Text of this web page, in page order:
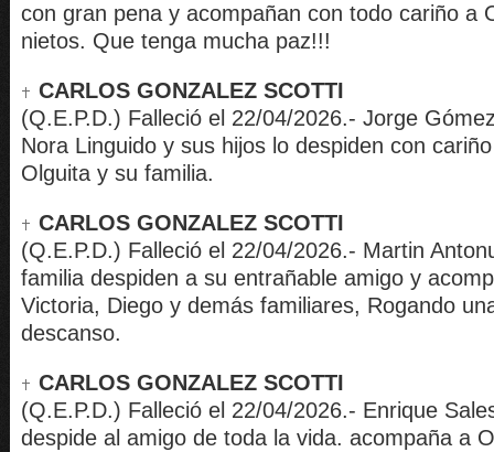
con gran pena y acompañan con todo cariño a
nietos. Que tenga mucha paz!!!
CARLOS GONZALEZ SCOTTI
(Q.E.P.D.) Falleció el 22/04/2026.- Jorge
Nora Linguido y sus hijos lo despiden con
Olguita y su familia.
CARLOS GONZALEZ SCOTTI
(Q.E.P.D.) Falleció el 22/04/2026.- Martin
familia despiden a su entrañable amigo y
Victoria, Diego y demás familiares, Rogando
descanso.
CARLOS GONZALEZ SCOTTI
(Q.E.P.D.) Falleció el 22/04/2026.- Enrique
despide al amigo de toda la vida. acompaña a